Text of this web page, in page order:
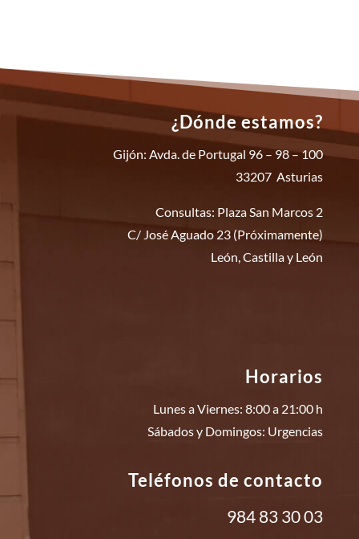
¿Dónde estamos?
Gijón: Avda. de Portugal 96 – 98 – 100
33207 Asturias
Consultas: Plaza San Marcos 2
C/ José Aguado 23 (Próximamente)
León, Castilla y León
Horarios
Lunes a Viernes: 8:00 a 21:00 h
Sábados y Domingos: Urgencias
Teléfonos de contacto
984 83 30 03